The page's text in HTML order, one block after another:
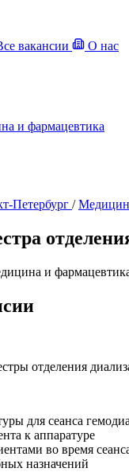
вакансии О нас
и фармацевтика
Петербург /
и
отделения
для сеанса
к аппаратуре
во время
назначений